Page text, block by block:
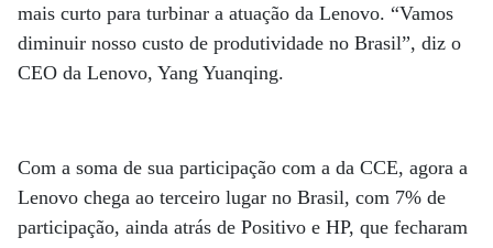
mais curto para turbinar a atuação da Lenovo. “Vamos
diminuir nosso custo de produtividade no Brasil”, diz o
CEO da Lenovo, Yang Yuanqing.
Com a soma de sua participação com a da CCE, agora a
Lenovo chega ao terceiro lugar no Brasil, com 7% de
participação, ainda atrás de Positivo e HP, que fecharam